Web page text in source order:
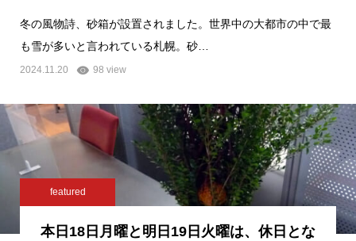
冬の風物詩、砂箱が設置されました。世界中の大都市の中で最
も雪が多いと言われている札幌。砂…
2024.11.20 98 view
featured
本日18日月曜と明日19日火曜は、休日とな